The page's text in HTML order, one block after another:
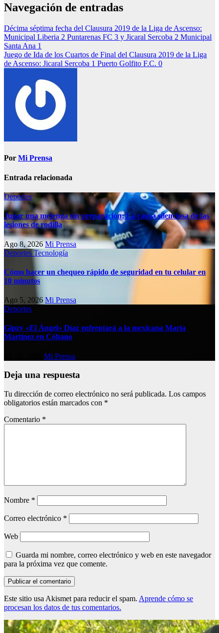
Navegación de entradas
Décima séptima fecha del Clausura 2019 de la Liga de Ascenso:
Municipal Liberia 2 Puntarenas FC 3 y Jicaral Sercoba 2 Municipal
Santa Ana 1
Juego de Ida de los Cuartos de Final del Clausura 2019 de la Liga
de Ascenso: Jicaral Sercoba 1 Puerto Golfito F.C. 0
Por Mi Prensa
Entrada relacionada
Deportes
Jugar una mejenga sin preparación: La causa silenciosa de las
lesiones de rodilla
Ago 8, 2026 Mi Prensa
Deportes Tecnología
Cómo hacer un chequeo rápido de seguridad en tu celular en
10 minutos
Ago 5, 2026 Mi Prensa
Deportes
Gipzy «El Ángel» Díaz enfrentará a la mexicana María
Martínez en Cóbano
Mi Prensa
Deja una respuesta
Tu dirección de correo electrónico no será publicada. Los campos
obligatorios están marcados con *
Comentario *
Nombre *
Correo electrónico *
Web
Guarda mi nombre, correo electrónico y web en este navegador
para la próxima vez que comente.
Este sitio usa Akismet para reducir el spam. Aprende cómo se
procesan los datos de tus comentarios.